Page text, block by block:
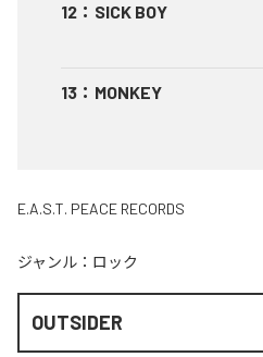
12 ： SICK BOY
13 ： MONKEY
E.A.S.T. PEACE RECORDS
ジャンル： ロック
OUTSIDER